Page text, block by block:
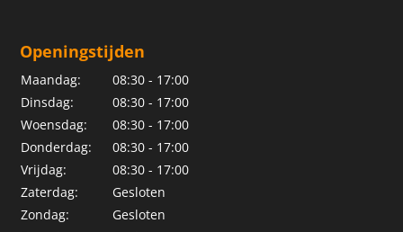
Openingstijden
Maandag:
08:30 - 17:00
Dinsdag:
08:30 - 17:00
Woensdag:
08:30 - 17:00
Donderdag:
08:30 - 17:00
Vrijdag:
08:30 - 17:00
Zaterdag:
Gesloten
Zondag:
Gesloten